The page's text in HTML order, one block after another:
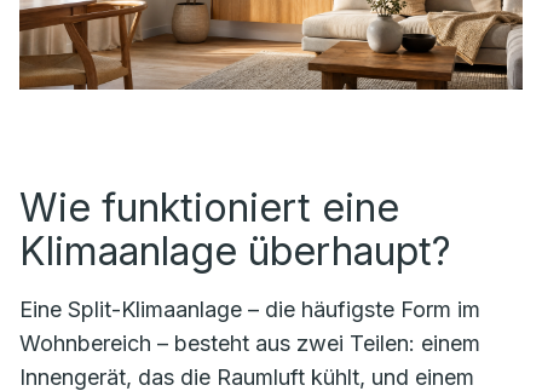
Wie funktioniert eine
Klimaanlage überhaupt?
Eine Split-Klimaanlage – die häufigste Form im
Wohnbereich – besteht aus zwei Teilen: einem
Innengerät, das die Raumluft kühlt, und einem